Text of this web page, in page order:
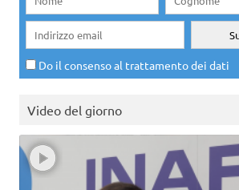
Do il consenso al trattamento dei dati
Video del giorno